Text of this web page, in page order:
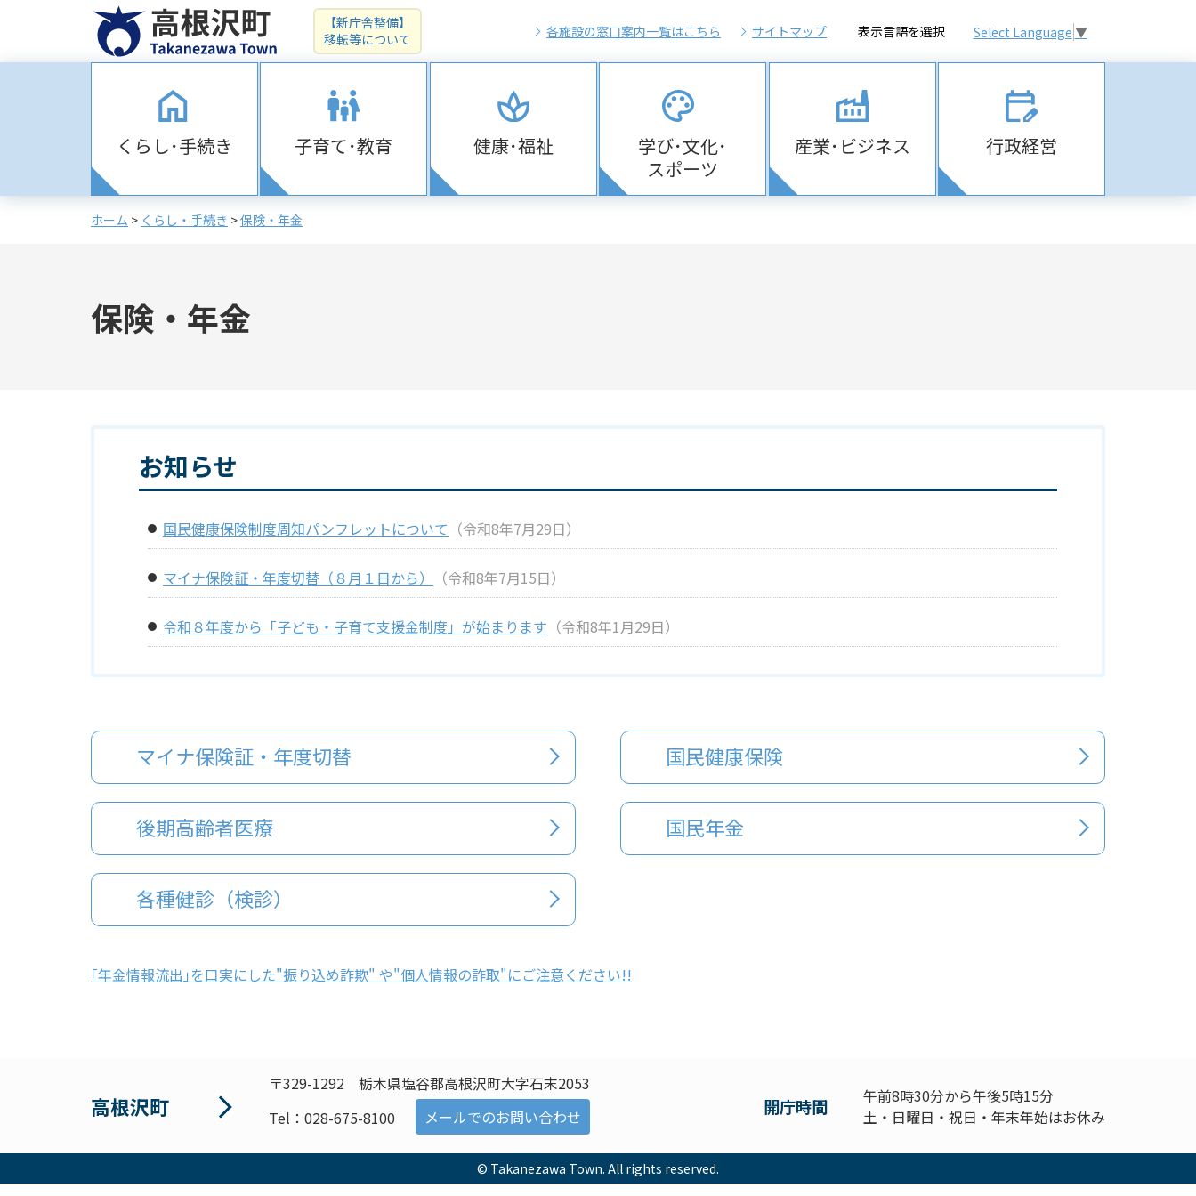
各施設の窓口案内一覧はこちら サイトマップ 表示言語を選択 Select Language ▼
【新庁舎整備】
移転等について
くらし･手続き 子育て･教育 健康･福祉
学び･文化･
スポーツ
産業･ビジネス 行政経営
ホーム > くらし・手続き >保険・年金
保険・年金
お知らせ
国民健康保険制度周知パンフレットについて （令和8年7月29日）
マイナ保険証・年度切替（８月１日から） （令和8年7月15日）
令和８年度から「子ども・子育て支援金制度」が始まります （令和8年1月29日）
マイナ保険証・年度切替 国民健康保険
後期高齢者医療 国民年金
各種健診（検診）
｢年⾦情報­流出｣を口­実にした"­振り込め詐­欺" や"­個人情報の­詐取"にご­注意くださ­い!!
高根沢町
〒329-1292 栃木県塩谷郡高根沢町大字石末2053
Tel：028-675-8100
メールでのお問い合わせ 開庁時間
午前8時30分から午後5時15分
土・日曜日・祝日・年末年始はお休み
© Takanezawa Town. All rights reserved.